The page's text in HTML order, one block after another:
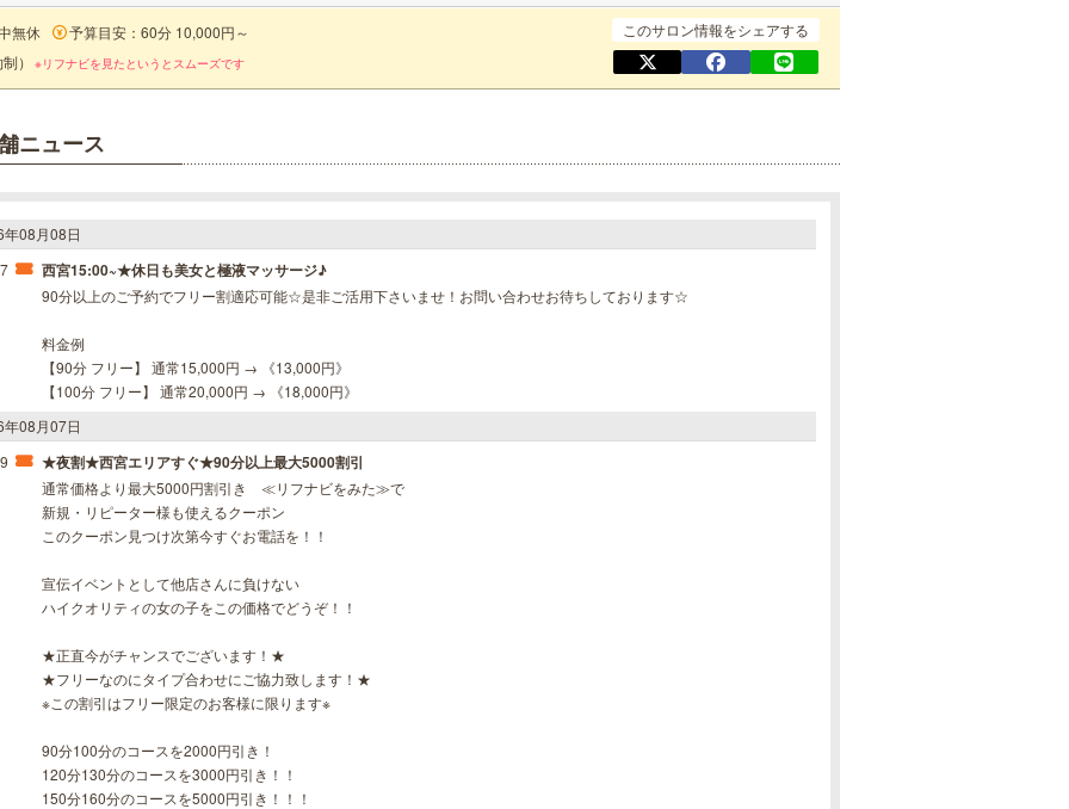
無休
予算目安：60分 10,000円～
） ※リフナビを見たというとスムーズです
このサロン情報をシェアする
ニュース
08月08日
西宮15:00~★休日も美女と極液マッサージ♪
90分以上のご予約でフリー割適応可能☆是非ご活用下さいませ！お問い合わせお待ちしております☆
料金例
【90分 フリー】 通常15,000円 → 《13,000円》
【100分 フリー】 通常20,000円 → 《18,000円》
08月07日
★夜割★西宮エリアすぐ★90分以上最大5000割引
通常価格より最大5000円割引き ≪リフナビをみた≫で
新規・リピーター様も使えるクーポン
このクーポン見つけ次第今すぐお電話を！！
宣伝イベントとして他店さんに負けない
ハイクオリティの女の子をこの価格でどうぞ！！
★正直今がチャンスでございます！★
★フリーなのにタイプ合わせにご協力致します！★
※この割引はフリー限定のお客様に限ります※
90分100分のコースを2000円引き！
120分130分のコースを3000円引き！！
150分160分のコースを5000円引き！！！